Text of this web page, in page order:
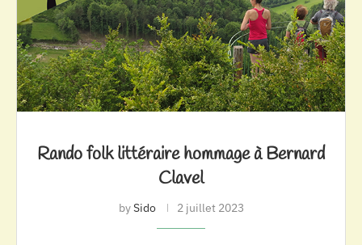
Rando folk littéraire hommage à Bernard
Clavel
bySido 2 juillet 2023